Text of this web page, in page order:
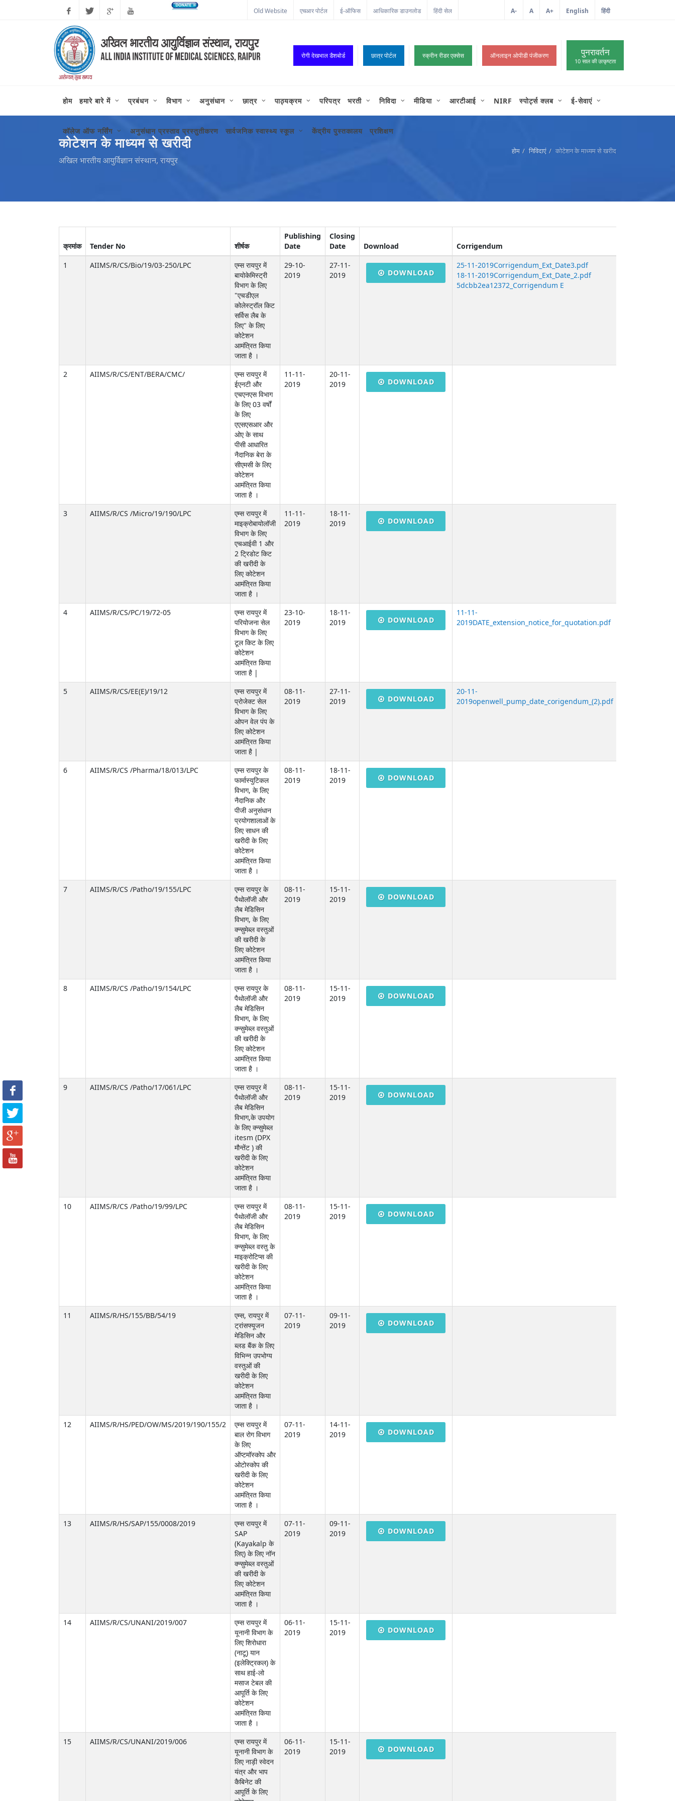
FacebookTwitter
Plus
Old Website एचआर पोर्टल ई-ऑफिस आधिकारिक डाउनलोड हिंदी सेल A- A A+ English हिंदी
रोगी देखभाल डैशबोर्ड छात्र पोर्टल स्क्रीन रीडर एक्सेस ऑनलाइन ओपीडी पंजीकरण पुनरावर्तन
10 साल की उत्कृष्टता
होम हमारे बारे में प्रबंधन विभाग अनुसंधान छात्र पाठ्यक्रम परिपत्र भरती निविदा मीडिया आरटीआई NIRF स्पोर्ट्स क्लब ई-सेवाएं
कॉलेज ऑफ नर्सिंग अनुसंधान प्रस्ताव प्रस्तुतीकरण सार्वजनिक स्वास्थ्य स्कूल केंद्रीय पुस्तकालय प्रशिक्षण
कोटेशन के माध्यम से खरीदी
अखिल भारतीय आयुर्विज्ञान संस्थान, रायपुर
होम निविदाएं कोटेशन के माध्यम से खरीद
क्रमांक Tender No शीर्षक
Publishing
Date
Closing
Date
Download
Corrigendum
1
AIIMS/R/CS/Bio/19/03-250/LPC
एम्स रायपुर में
बायोकेमिस्ट्री
विभाग के लिए
"एचडीएल
कोलेस्ट्रॉल किट
सर्विस लैब के
लिए" के लिए
कोटेशन
आमंत्रित किया
जाता है ।
29-10-
2019
27-11-
2019
DOWNLOAD
25-11-2019Corrigendum_Ext_Date3.pdf
18-11-2019Corrigendum_Ext_Date_2.pdf
5dcbb2ea12372_Corrigendum E
2 AIIMS/R/CS/ENT/BERA/CMC/
एम्स रायपुर में
ईएनटी और
एचएनएस विभाग
के लिए 03 वर्षों
के लिए
एएसएसआर और
ओए के साथ
पीसी आधारित
नैदानिक ​​बेरा के
सीएमसी के लिए
कोटेशन
आमंत्रित किया
जाता है ।
11-11-
2019
20-11-
2019
DOWNLOAD
3 AIIMS/R/CS /Micro/19/190/LPC
एम्स रायपुर में
माइक्रोबायोलॉजी
विभाग के लिए
एचआईवी 1 और
2 ट्रिडोट किट
की खरीदी के
लिए कोटेशन
आमंत्रित किया
जाता है ।
11-11-
2019
18-11-
2019
DOWNLOAD
4 AIIMS/R/CS/PC/19/72-05
एम्स रायपुर में
परियोजना सेल
विभाग के लिए
टूल किट के लिए
कोटेशन
आमंत्रित किया
जाता है |
23-10-
2019
18-11-
2019
DOWNLOAD
11-11-
2019DATE_extension_notice_for_quotation.pdf
5 AIIMS/R/CS/EE(E)/19/12
एम्स रायपुर में
प्रोजेक्ट सेल
विभाग के लिए
ओपन वेल पंप के
लिए कोटेशन
आमंत्रित किया
जाता है |
08-11-
2019
27-11-
2019
DOWNLOAD
20-11-
2019openwell_pump_date_corigendum_(2).pdf
6 AIIMS/R/CS /Pharma/18/013/LPC
एम्स रायपुर के
फार्मास्युटिकल
विभाग, के लिए
नैदानिक और
पीजी अनुसंधान
प्रयोगशालाओं के
लिए साधन की
खरीदी के लिए
कोटेशन
आमंत्रित किया
जाता है ।
08-11-
2019
18-11-
2019
DOWNLOAD
7 AIIMS/R/CS /Patho/19/155/LPC
एम्स रायपुर के
पैथोलॉजी और
लैब मेडिसिन
विभाग, के लिए
क्न्सुमेब्ल वस्तुओं
की खरीदी के
लिए कोटेशन
आमंत्रित किया
जाता है ।
08-11-
2019
15-11-
2019
DOWNLOAD
8 AIIMS/R/CS /Patho/19/154/LPC
एम्स रायपुर के
पैथोलॉजी और
लैब मेडिसिन
विभाग, के लिए
क्न्सुमेब्ल वस्तुओं
की खरीदी के
लिए कोटेशन
आमंत्रित किया
जाता है ।
08-11-
2019
15-11-
2019
DOWNLOAD
9 AIIMS/R/CS /Patho/17/061/LPC
एम्स रायपुर में
पैथोलॉजी और
लैब मेडिसिन
विभाग,के उपयोग
के लिए क्न्सुमेब्ल
itesm (DPX
मौन्तेंट ) की
खरीदी के लिए
कोटेशन
आमंत्रित किया
जाता है ।
08-11-
2019
15-11-
2019
DOWNLOAD
10 AIIMS/R/CS /Patho/19/99/LPC
एम्स रायपुर में
पैथोलॉजी और
लैब मेडिसिन
विभाग, के लिए
क्न्सुमेब्ल वस्तु के
माइक्रोटिप्स की
खरीदी के लिए
कोटेशन
आमंत्रित किया
जाता है ।
08-11-
2019
15-11-
2019
DOWNLOAD
11 AIIMS/R/HS/155/BB/54/19
एम्स, रायपुर में
ट्रांसफ्यूजन
मेडिसिन और
ब्लड बैंक के लिए
विभिन्न उपभोग्य
वस्तुओं की
खरीदी के लिए
कोटेशन
आमंत्रित किया
जाता है ।
07-11-
2019
09-11-
2019
DOWNLOAD
12 AIIMS/R/HS/PED/OW/MS/2019/190/155/2
एम्स रायपुर में
बाल रोग विभाग
के लिए
ऑप्टमॉस्कोप और
ओटोस्कोप की
खरीदी के लिए
कोटेशन
आमंत्रित किया
जाता है ।
07-11-
2019
14-11-
2019
DOWNLOAD
13 AIIMS/R/HS/SAP/155/0008/2019
एम्स रायपुर में
SAP
(Kayakalp के
लिए) के लिए नॉन
क्न्सुमेब्ल वस्तुओं
की खरीदी के
लिए कोटेशन
आमंत्रित किया
जाता है ।
07-11-
2019
09-11-
2019
DOWNLOAD
14 AIIMS/R/CS/UNANI/2019/007
एम्स रायपुर में
यूनानी विभाग के
लिए शिरोधारा
(नाटू) यान
(इलेक्ट्रिकल) के
साथ हाई-लो
मसाज टेबल की
आपूर्ति के लिए
कोटेशन
आमंत्रित किया
जाता है ।
06-11-
2019
15-11-
2019
DOWNLOAD
15 AIIMS/R/CS/UNANI/2019/006
एम्स रायपुर में
यूनानी विभाग के
लिए नाड़ी स्वेदन
यंत्र और भाप
कैबिनेट की
आपूर्ति के लिए
06-11-
2019
15-11-
2019
DOWNLOAD